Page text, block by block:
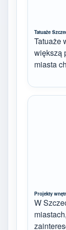
Tatuaże
Tatuaże
większą
miasta
Projekty
W